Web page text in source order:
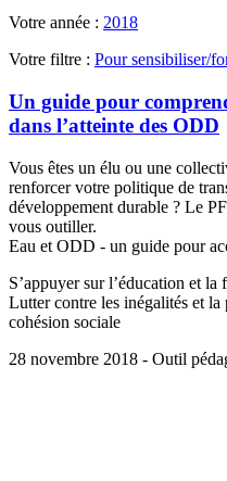
Votre année : 2018
Votre filtre : Pour sensibiliser/
Un guide pour
dans l’atteinte des ODD
Vous êtes un élu ou une
renforcer votre politique de
développement durable ? Le
vous outiller.
Eau et ODD - un guide pour
S’appuyer sur l’éducation et
Lutter contre les inégalités et la
cohésion sociale
28 novembre 2018 - Outil